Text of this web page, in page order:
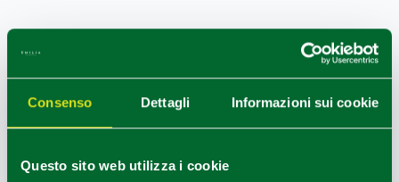
Consenso Dettagli Informazioni sui cookie
Questo sito web utilizza i cookie
COME ARRIVARE
+